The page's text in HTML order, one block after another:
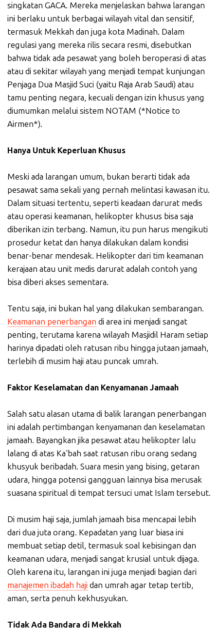
singkatan GACA. Mereka menjelaskan bahwa larangan
ini berlaku untuk berbagai wilayah vital dan sensitif,
termasuk Mekkah dan juga kota Madinah. Dalam
regulasi yang mereka rilis secara resmi, disebutkan
bahwa tidak ada pesawat yang boleh beroperasi di atas
atau di sekitar wilayah yang menjadi tempat kunjungan
Penjaga Dua Masjid Suci (yaitu Raja Arab Saudi) atau
tamu penting negara, kecuali dengan izin khusus yang
diumumkan melalui sistem NOTAM (*Notice to
Airmen*).
Hanya Untuk Keperluan Khusus
Meski ada larangan umum, bukan berarti tidak ada
pesawat sama sekali yang pernah melintasi kawasan itu.
Dalam situasi tertentu, seperti keadaan darurat medis
atau operasi keamanan, helikopter khusus bisa saja
diberikan izin terbang. Namun, itu pun harus mengikuti
prosedur ketat dan hanya dilakukan dalam kondisi
benar-benar mendesak. Helikopter dari tim keamanan
kerajaan atau unit medis darurat adalah contoh yang
bisa diberi akses sementara.
Tentu saja, ini bukan hal yang dilakukan sembarangan.
Keamanan penerbangan di area ini menjadi sangat
penting, terutama karena wilayah Masjidil Haram setiap
harinya dipadati oleh ratusan ribu hingga jutaan jamaah,
terlebih di musim haji atau puncak umrah.
Faktor Keselamatan dan Kenyamanan Jamaah
Salah satu alasan utama di balik larangan penerbangan
ini adalah pertimbangan kenyamanan dan keselamatan
jamaah. Bayangkan jika pesawat atau helikopter lalu
lalang di atas Ka'bah saat ratusan ribu orang sedang
khusyuk beribadah. Suara mesin yang bising, getaran
udara, hingga potensi gangguan lainnya bisa merusak
suasana spiritual di tempat tersuci umat Islam tersebut.
Di musim haji saja, jumlah jamaah bisa mencapai lebih
dari dua juta orang. Kepadatan yang luar biasa ini
membuat setiap detil, termasuk soal kebisingan dan
keamanan udara, menjadi sangat krusial untuk dijaga.
Oleh karena itu, larangan ini juga menjadi bagian dari
manajemen ibadah haji dan umrah agar tetap tertib,
aman, serta penuh kekhusyukan.
Tidak Ada Bandara di Mekkah